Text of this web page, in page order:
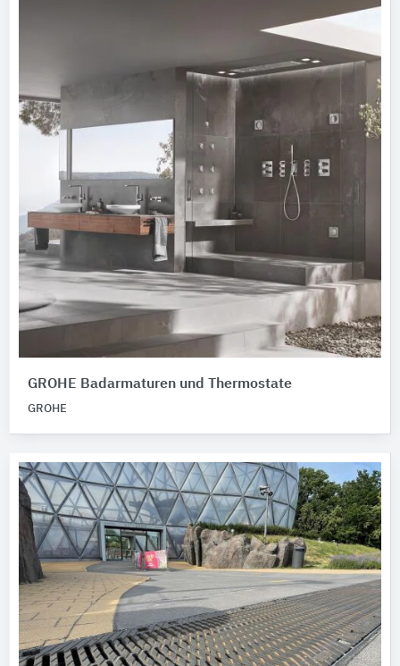
GROHE Badarmaturen und Thermostate
GROHE